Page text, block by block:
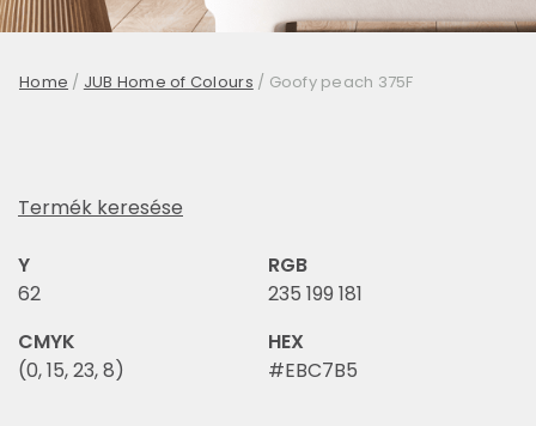
Home / JUB Home of Colours / Goofy peach 375F
Termék keresése
Y
62
RGB
235 199 181
CMYK
(0, 15, 23, 8)
HEX
#EBC7B5